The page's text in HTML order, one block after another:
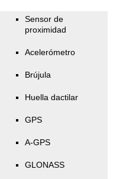
Sensor de
proximidad
Acelerómetro
Brújula
Huella dactilar
GPS
A-GPS
GLONASS